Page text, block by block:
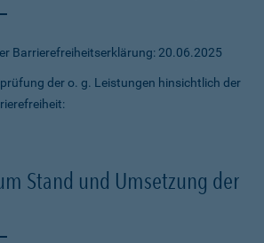
Barrierefreiheitserklärung: 20.06.2025
der o. g. Leistungen hinsichtlich der
Stand und Umsetzung der